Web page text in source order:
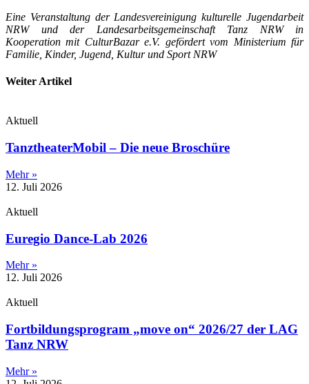
Eine Veranstaltung der Landesvereinigung kulturelle Jugendarbeit
NRW und der Landesarbeitsgemeinschaft Tanz NRW in
Kooperation mit CulturBazar e.V. gefördert vom Ministerium für
Familie, Kinder, Jugend, Kultur und Sport NRW
Weiter Artikel
Aktuell
TanztheaterMobil – Die neue Broschüre
Mehr »
12. Juli 2026
Aktuell
Euregio Dance-Lab 2026
Mehr »
12. Juli 2026
Aktuell
Fortbildungsprogram „move on“ 2026/27 der LAG
Tanz NRW
Mehr »